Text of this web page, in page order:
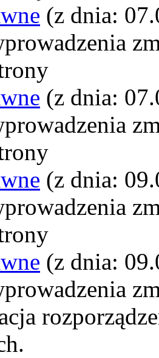
(z dnia:
(z dnia:
(z dnia:
(z dnia: